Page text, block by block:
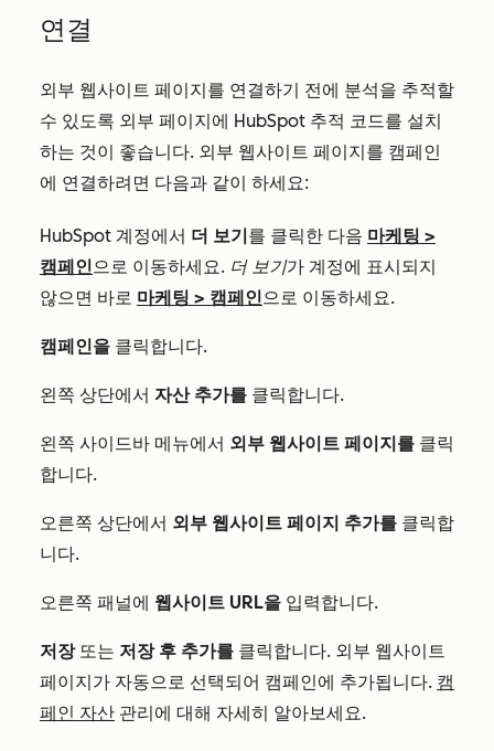
연결
외부 웹사이트 페이지를 연결하기 전에 분석을 추적할
수 있도록 외부 페이지에 HubSpot 추적 코드를 설치
하는 것이 좋습니다. 외부 웹사이트 페이지를 캠페인
에 연결하려면 다음과 같이 하세요:
HubSpot 계정에서 더 보기를 클릭한 다음 마케팅 >
캠페인으로 이동하세요. 더 보기가 계정에 표시되지
않으면 바로 마케팅 > 캠페인으로 이동하세요.
캠페인을 클릭합니다.
왼쪽 상단에서 자산 추가를 클릭합니다.
왼쪽 사이드바 메뉴에서 외부 웹사이트 페이지를 클릭
합니다.
오른쪽 상단에서 외부 웹사이트 페이지 추가를 클릭합
니다.
오른쪽 패널에 웹사이트 URL을 입력합니다.
저장 또는 저장 후 추가를 클릭합니다. 외부 웹사이트
페이지가 자동으로 선택되어 캠페인에 추가됩니다. 캠
페인 자산 관리에 대해 자세히 알아보세요.